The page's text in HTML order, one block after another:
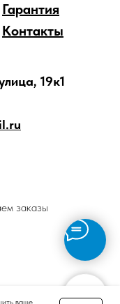
ваше
Гарантия
Контакты
19к1
заказы